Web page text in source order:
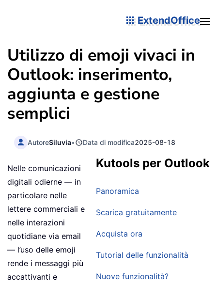
ExtendOffice
Utilizzo di emoji vivaci in
Outlook: inserimento,
aggiunta e gestione
semplici
AutoreSiluvia• Data di modifica2025-08-18
Kutools per Outlook
Panoramica
Scarica gratuitamente
Acquista ora
Tutorial delle funzionalità
Nuove funzionalità?
Nelle comunicazioni
digitali odierne — in
particolare nelle
lettere commerciali e
nelle interazioni
quotidiane via email
— l’uso delle emoji
rende i messaggi più
accattivanti e